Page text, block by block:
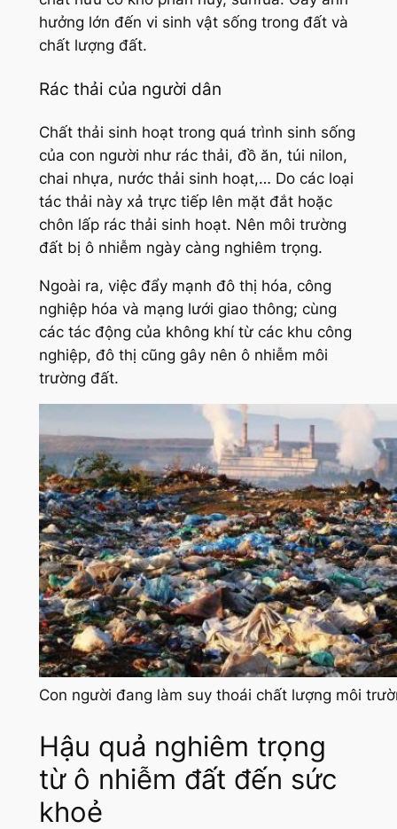
hưởng lớn đến vi sinh vật sống trong đất và
chất lượng đất.
Rác thải của người dân
Chất thải sinh hoạt trong quá trình sinh sống
của con người như rác thải, đồ ăn, túi nilon,
chai nhựa, nước thải sinh hoạt,… Do các loại
tác thải này xả trực tiếp lên mặt đắt hoặc
chôn lấp rác thải sinh hoạt. Nên môi trường
đất bị ô nhiễm ngày càng nghiêm trọng.
Ngoài ra, việc đẩy mạnh đô thị hóa, công
nghiệp hóa và mạng lưới giao thông; cùng
các tác động của không khí từ các khu công
nghiệp, đô thị cũng gây nên ô nhiễm môi
trường đất.
Con người đang làm suy thoái chất lượng môi
Hậu quả nghiêm trọng
từ ô nhiễm đất đến sức
khoẻ